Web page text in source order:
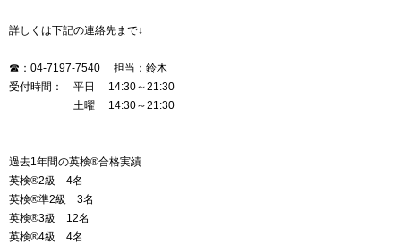
詳しくは下記の連絡先まで↓
☎：04-7197-7540 担当：鈴木
受付時間： 平日 14:30～21:30
土曜 14:30～21:30
過去1年間の英検®合格実績
英検®2級 4名
英検®準2級 3名
英検®3級 12名
英検®4級 4名